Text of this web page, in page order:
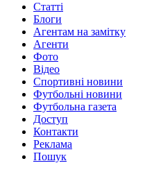
Статті
Блоги
Агентам на замітку
Агенти
Фото
Відео
Спортивні новини
Футбольні новини
Футбольна газета
Доступ
Контакти
Реклама
Пошук